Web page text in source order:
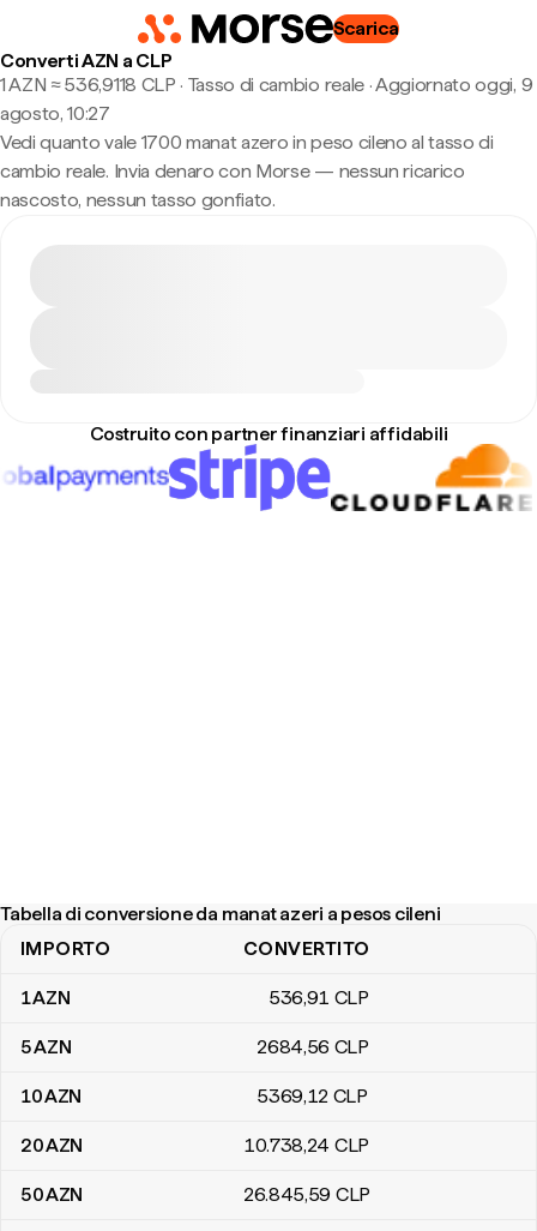
Scarica
Converti AZN a CLP
1 AZN ≈ 536,9118 CLP · Tasso di cambio reale·Aggiornato oggi, 9
agosto, 10:27
Vedi quanto vale 1700 manat azero in peso cileno al tasso di
cambio reale. Invia denaro con Morse — nessun ricarico
nascosto, nessun tasso gonfiato.
Costruito con partner finanziari affidabili
Tabella di conversione da manat azeri a pesos cileni
Tabella di conversione da manat azeri a pesos cileni
IMPORTO CONVERTITO
1AZN 536,91 CLP
5AZN 2684,56 CLP
10AZN 5369,12 CLP
20AZN 10.738,24 CLP
50AZN 26.845,59 CLP